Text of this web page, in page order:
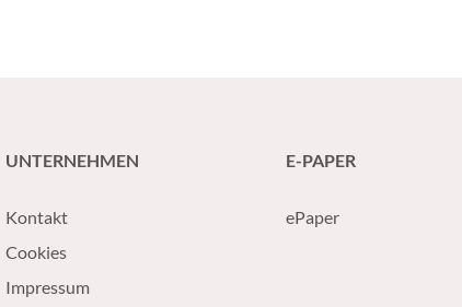
UNTERNEHMEN
Kontakt
Cookies
Impressum
E-PAPER
ePaper